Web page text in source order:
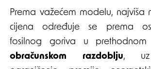
Prema važećem modelu, najviša
cijena određuje se prema
fosilnog goriva u prethodnom
obračunskom razdoblju, uz